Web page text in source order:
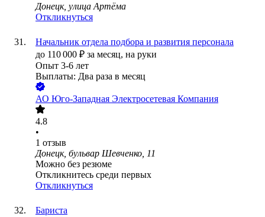
Донецк, улица Артёма
Откликнуться
Начальник отдела подбора и развития персонала
до 110 000 ₽ за месяц, на руки
Опыт 3-6 лет
Выплаты: Два раза в месяц
АО Юго-Западная Электросетевая Компания
4.8
•
1 отзыв
Донецк, бульвар Шевченко, 11
Можно без резюме
Откликнитесь среди первых
Откликнуться
Бариста